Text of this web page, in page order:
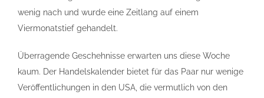
wenig nach und wurde eine Zeitlang auf einem
Viermonatstief gehandelt.
Überragende Geschehnisse erwarten uns diese Woche
kaum. Der Handelskalender bietet für das Paar nur wenige
Veröffentlichungen in den USA, die vermutlich von den